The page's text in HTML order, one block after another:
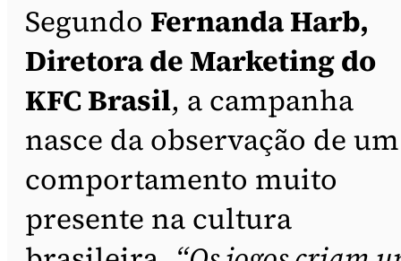
Segundo Fernanda Harb,
Diretora de Marketing do
KFC Brasil, a campanha
nasce da observação de um
comportamento muito
presente na cultura